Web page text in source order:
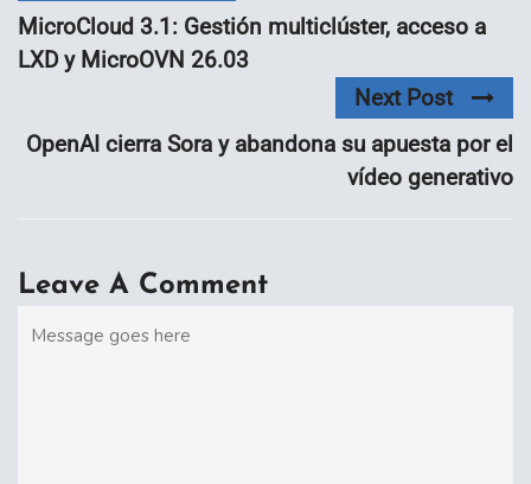
MicroCloud 3.1: Gestión multiclúster, acceso a
LXD y MicroOVN 26.03
Next Post
OpenAI cierra Sora y abandona su apuesta por el
vídeo generativo
Leave A Comment